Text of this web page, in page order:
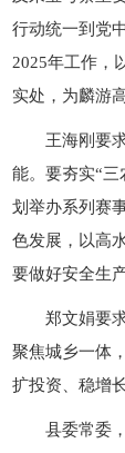
行动统一到党
2025年工作，
实处，为麟游
王海刚要
能。要夯实“
划举办系列赛
色发展，以高
要做好安全生
郑文娟要
聚焦城乡一体
扩投资、稳增
县委常委